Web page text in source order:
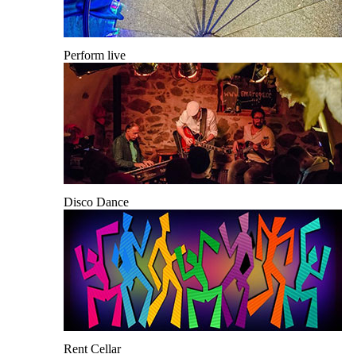
Perform live
Disco Dance
Rent Cellar